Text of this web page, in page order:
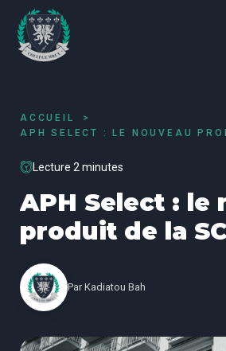
ACCUEIL
APH SELECT : LE NOUVEAU
Lecture 2 minutes
APH Select : le
produit de la
Par Kadiatou Bah